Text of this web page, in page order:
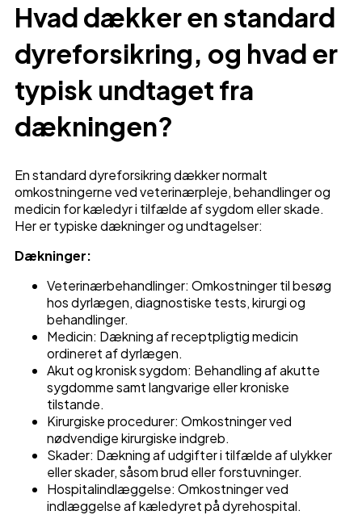
Hvad dækker en standard
dyreforsikring, og hvad er
typisk undtaget fra
dækningen?
En standard dyreforsikring dækker normalt
omkostningerne ved veterinærpleje, behandlinger og
medicin for kæledyr i tilfælde af sygdom eller skade.
Her er typiske dækninger og undtagelser:
Dækninger:
Veterinærbehandlinger: Omkostninger til besøg
hos dyrlægen, diagnostiske tests, kirurgi og
behandlinger.
Medicin: Dækning af receptpligtig medicin
ordineret af dyrlægen.
Akut og kronisk sygdom: Behandling af akutte
sygdomme samt langvarige eller kroniske
tilstande.
Kirurgiske procedurer: Omkostninger ved
nødvendige kirurgiske indgreb.
Skader: Dækning af udgifter i tilfælde af ulykker
eller skader, såsom brud eller forstuvninger.
Hospitalindlæggelse: Omkostninger ved
indlæggelse af kæledyret på dyrehospital.